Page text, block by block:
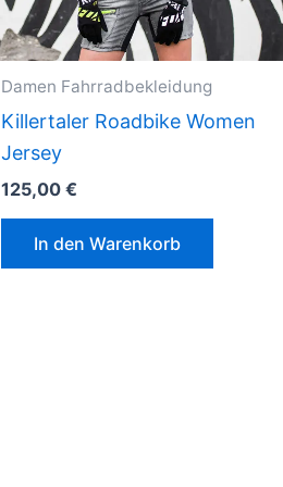
Damen Fahrradbekleidung
Killertaler Roadbike Women
Jersey
125,00 €
In den Warenkorb